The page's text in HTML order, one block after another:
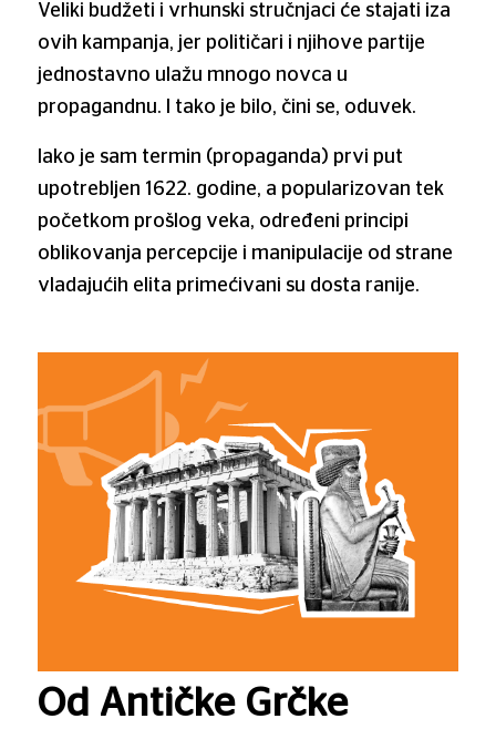
Veliki budžeti i vrhunski stručnjaci će stajati iza
ovih kampanja, jer političari i njihove partije
jednostavno ulažu mnogo novca u
propagandnu. I tako je bilo, čini se, oduvek.
Iako je sam termin (propaganda) prvi put
upotrebljen 1622. godine, a popularizovan tek
početkom prošlog veka, određeni principi
oblikovanja percepcije i manipulacije od strane
vladajućih elita primećivani su dosta ranije.
Od Antičke Grčke